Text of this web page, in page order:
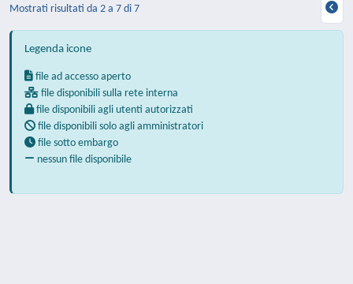
Mostrati risultati da 2 a 7 di 7
Legenda icone
file ad accesso aperto
file disponibili sulla rete interna
file disponibili agli utenti autorizzati
file disponibili solo agli amministratori
file sotto embargo
nessun file disponibile